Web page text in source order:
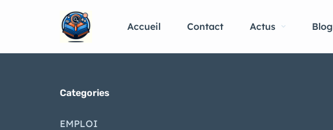
Accueil Contact Actus Blog
Categories
EMPLOI